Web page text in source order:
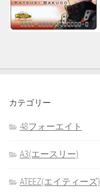
カテゴリー
48フォーエイト
A3(エースリー)
ATEEZ(エイティーズ)